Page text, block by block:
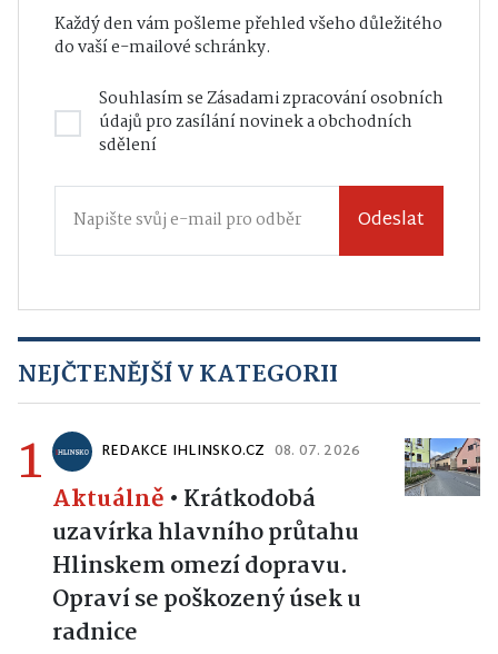
Každý den vám pošleme přehled všeho důležitého
do vaší e-mailové schránky.
Souhlasím seZásadami zpracování osobních
údajůpro zasílání novinek a obchodních
sdělení
Odeslat
NEJČTENĚJŠÍ V KATEGORII
1 REDAKCE IHLINSKO.CZ 08. 07. 2026
Aktuálně • Krátkodobá
uzavírka hlavního průtahu
Hlinskem omezí dopravu.
Opraví se poškozený úsek u
radnice